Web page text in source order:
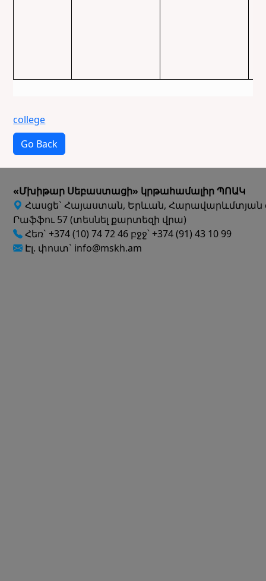
college
Go Back
«Մխիթար Սեբաստացի» կրթահամալիր ՊՈԱԿ
Հասցե` Հայաստան, Երևան, Հարավարևմտյան
Րաֆֆու 57 (տեսնել քարտեզի վրա)
Հեռ` +374 (10) 74 72 46 բջջ՝ +374 (91) 43 10 99
Էլ. փոստ` info@mskh.am